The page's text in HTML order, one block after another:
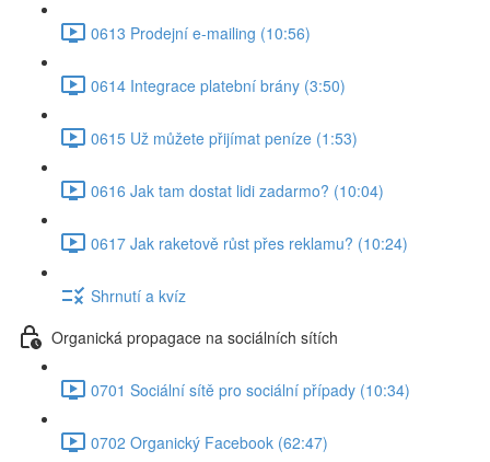
0613 Prodejní e-mailing (10:56)
0614 Integrace platební brány (3:50)
0615 Už můžete přijímat peníze (1:53)
0616 Jak tam dostat lidi zadarmo? (10:04)
0617 Jak raketově růst přes reklamu? (10:24)
Shrnutí a kvíz
Organická propagace na sociálních sítích
0701 Sociální sítě pro sociální případy (10:34)
0702 Organický Facebook (62:47)